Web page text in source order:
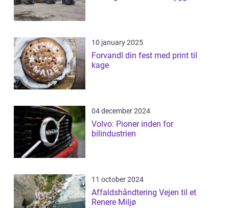
10 january 2025
Forvandl din fest med print til
kage
04 december 2024
Volvo: Pioner inden for
bilindustrien
11 october 2024
Affaldshåndtering Vejen til et
Renere Miljø